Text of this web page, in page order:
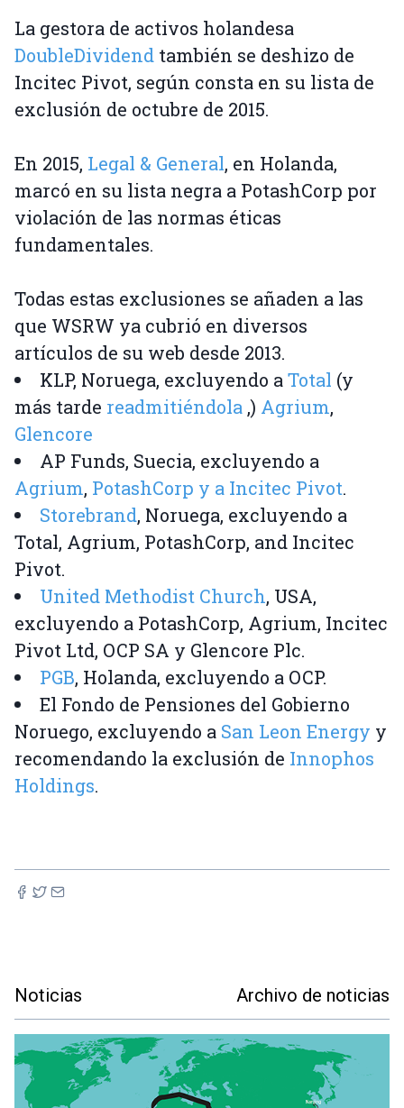
La gestora de activos holandesa
DoubleDividend también se deshizo de
Incitec Pivot, según consta en su lista de
exclusión de octubre de 2015.
En 2015, Legal & General, en Holanda,
marcó en su lista negra a PotashCorp por
violación de las normas éticas
fundamentales.
Todas estas exclusiones se añaden a las
que WSRW ya cubrió en diversos
artículos de su web desde 2013.
KLP, Noruega, excluyendo aTotal (y
más tarde readmitiéndola ,) Agrium,
Glencore
AP Funds, Suecia, excluyendo a
Agrium, PotashCorp y a Incitec Pivot.
Storebrand, Noruega, excluyendo a
Total, Agrium, PotashCorp, and Incitec
Pivot.
United Methodist Church, USA,
excluyendo a PotashCorp, Agrium, Incitec
Pivot Ltd, OCP SA y Glencore Plc.
PGB, Holanda, excluyendo a OCP.
El Fondo de Pensiones del Gobierno
Noruego, excluyendo a San Leon Energy y
recomendando la exclusión de Innophos
Holdings.
Noticias Archivo de noticias